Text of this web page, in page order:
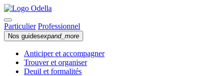
Particulier Professionnel
Nos guidesexpand_more
Anticiper et accompagner
Trouver et organiser
Deuil et formalités